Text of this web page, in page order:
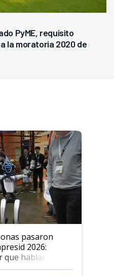
PyME, requisito
la moratoria 2020 de
pasaron
2026:
hablar del
el sistema